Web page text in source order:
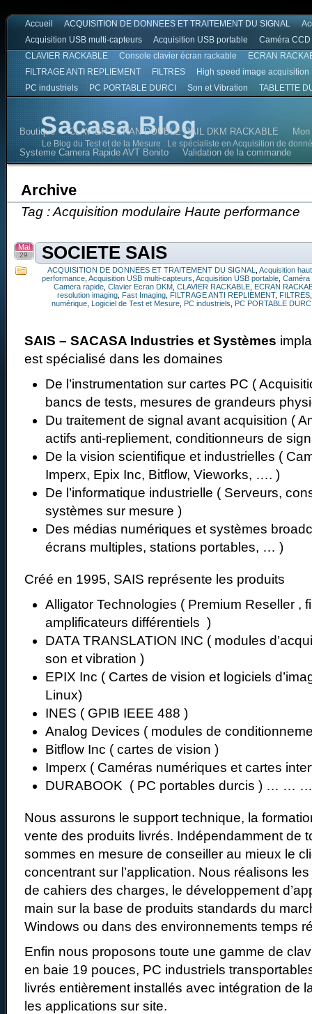
Accueil ACQUISITION DE DONNEES ET TRAITEMENT DU SIGNAL
Acquisition USB multi-capteurs
Acquisition USB portable
Caméra CCD
CLAVIER RACKABLE
Console clavier écran rackable
ECRAN
FILTRAGE ANTI REPLIEMENT
FILTRES
High speed image acquisition
PC industriels
PC PORTABLE DURCI Son et Vibration TABLETTE
Sacasa Blog
Le Blog du Test et de la Mesure . Le spécialiste en Acquisition de
Boutique CLAVIER ECRAN DOUBLE RAIL DKM RACKABLE
Systeme Camera Rapide AVT Bonito
Validation de la commande
Archive
Tag : Acquisition modulaire Haute performance
SOCIETE SAIS
Mai
29
ACQUISITION DE DONNEES ET TRAITEMENT DU SIGNAL
Acquisition
performance Acquisition USB multi-capteurs Acquisition USB portable Caméra
Camera rapide Clavier Ecran DKM CLAVIER RACKABLE ECRAN
resolution imaging Fast Imaging FILTRAGE ANTI REPLIEMENT, FILTRES
numérique Logiciel de Test et Mesure PC industriels PC PORTABLE
SAIS – SACASA Industries et Systèmes
est spécialisé dans les domaines
De l’instrumentation sur cartes PC (
bancs de tests, mesures de grandeurs
Du traitement de signal avant acquisition (
actifs anti-repliement, conditionneurs de
De la vision scientifique et industrielles (
Imperx, Epix Inc, Bitflow, Vieworks, …. )
De l’informatique industrielle ( Serveurs,
systèmes sur mesure )
Des médias numériques et systèmes
écrans multiples, stations portables, … )
Créé en 1995, SAIS représente les produits
Alligator Technologies ( Premium Reseller ,
amplificateurs différentiels )
DATA TRANSLATION INC ( modules
son et vibration )
EPIX Inc ( Cartes de vision et logiciels
Linux)
INES ( GPIB IEEE 488 )
Analog Devices ( modules de
Bitflow Inc ( cartes de vision )
Imperx ( Caméras numériques et cartes
DURABOOK ( PC portables durcis ) … … …
Nous assurons le support technique, la
vente des produits livrés. Indépendamment de
sommes en mesure de conseiller au mieux le
concentrant sur l’application. Nous réalisons
de cahiers des charges, le développement
main sur la base de produits standards du
Windows ou dans des environnements temps
Enfin nous proposons toute une gamme de
en baie 19 pouces, PC industriels
livrés entièrement installés avec intégration de
les applications sur site.